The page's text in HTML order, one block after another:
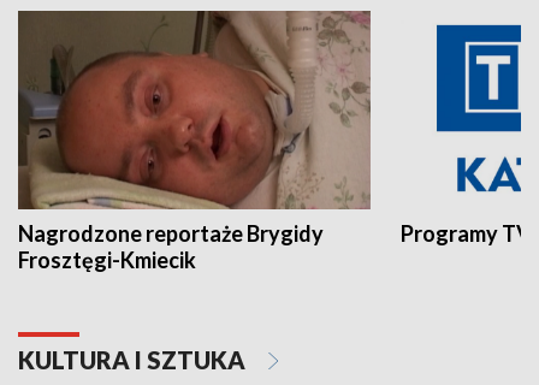
Nagrodzone reportaże Brygidy
Frosztęgi-Kmiecik
Programy
KULTURA I SZTUKA